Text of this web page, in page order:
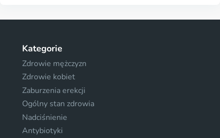
Kategorie
Zdrowie mężczyzn
Zdrowie kobiet
Zaburzenia erekcji
Ogólny stan zdrowia
Nadciśnienie
Antybiotyki